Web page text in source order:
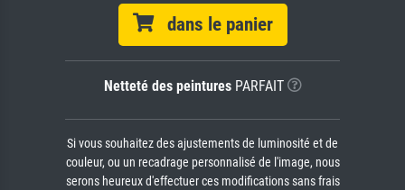
dans le panier
Netteté des peinturesPARFAIT
Si vous souhaitez des ajustements de luminosité et de
couleur, ou un recadrage personnalisé de l'image, nous
serons heureux d'effectuer ces modifications sans frais